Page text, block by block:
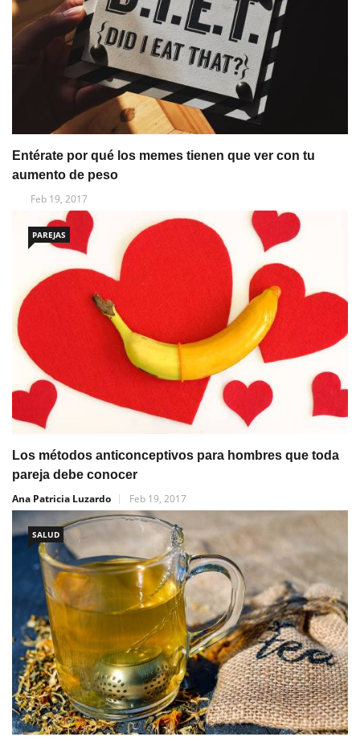
Entérate por qué los memes tienen que ver con tu
aumento de peso
Feb 19, 2017
PAREJAS
Los métodos anticonceptivos para hombres que toda
pareja debe conocer
Ana Patricia Luzardo
Feb 19, 2017
SALUD